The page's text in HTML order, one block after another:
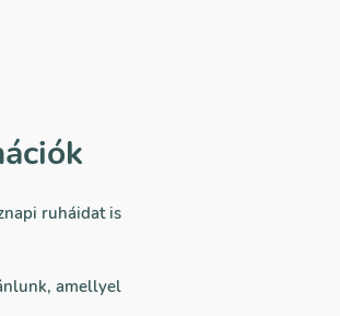
ruháidat is
amellyel